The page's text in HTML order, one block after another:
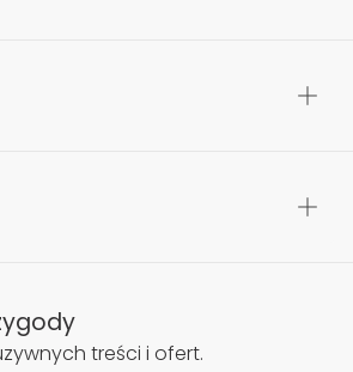
treści i ofert.